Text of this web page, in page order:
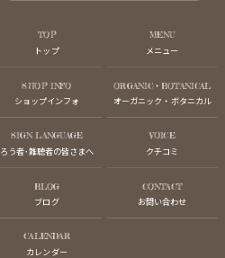
TOP
トップ
MENU
メニュー
SHOP INFO
ショップインフォ
ORGANIC・BOTANICAL
オーガニック・ボタニカル
SIGN LANGUAGE
ろう者･難聴者の皆さまへ
VOICE
クチコミ
BLOG
ブログ
CONTACT
お問い合わせ
CALENDAR
カレンダー